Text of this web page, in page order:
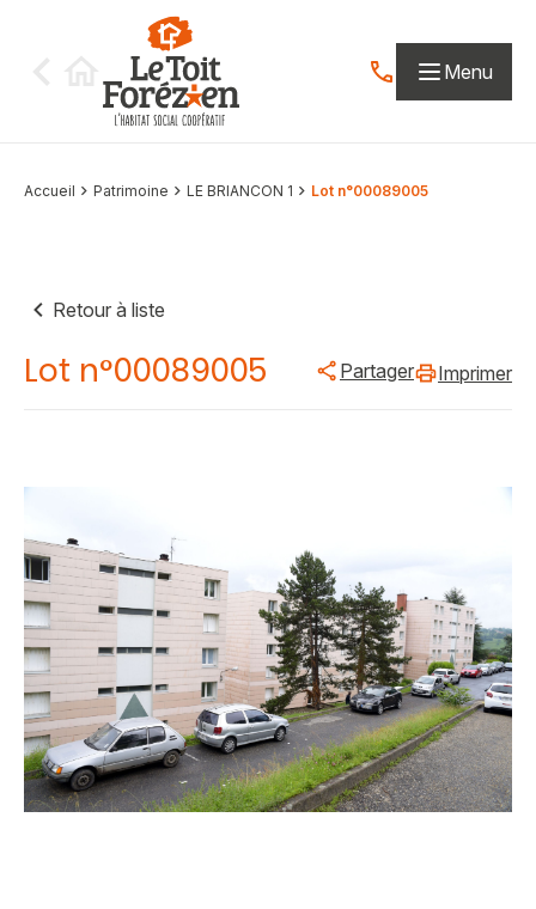
Contactez-nous
Menu
Accueil Patrimoine LE BRIANCON 1 Lot n°00089005
Retour à liste
Lot n°00089005 Partager Imprimer